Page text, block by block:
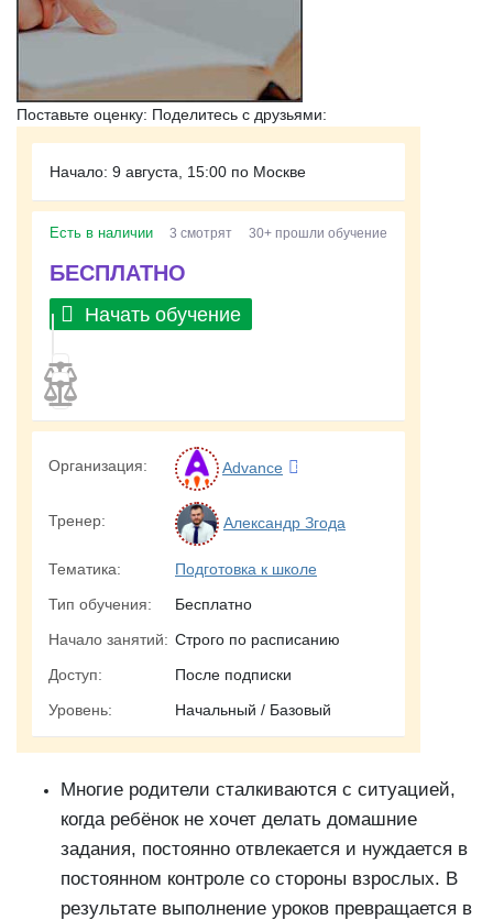
Поставьте оценку: Поделитесь с друзьями:
Начало: 9 августа, 15:00 по Москве
Есть в наличии 3 смотрят 30+ прошли обучение
БЕСПЛАТНО
Начать обучение
Организация: Advance
Тренер: Александр Згода
Тематика:
Подготовка к школе
Тип обучения:
Бесплатно
Начало занятий: Строго по расписанию
Доступ:
После подписки
Уровень:
Начальный / Базовый
Многие родители сталкиваются с ситуацией,
когда ребёнок не хочет делать домашние
задания, постоянно отвлекается и нуждается в
постоянном контроле со стороны взрослых. В
результате выполнение уроков превращается в